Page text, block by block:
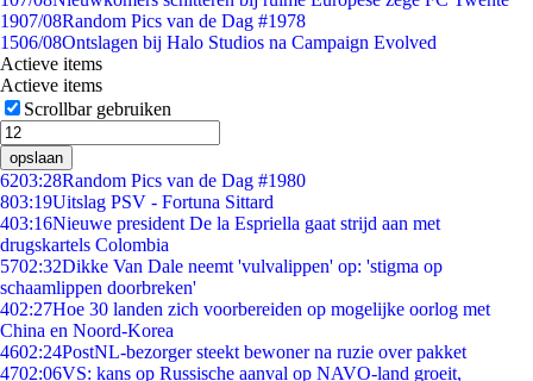
1907/08Random Pics van de Dag #1978
1506/08Ontslagen bij Halo Studios na Campaign Evolved
Actieve items
Actieve items
Scrollbar gebruiken
opslaan
6203:28Random Pics van de Dag #1980
803:19Uitslag PSV - Fortuna Sittard
403:16Nieuwe president De la Espriella gaat strijd aan met
drugskartels Colombia
5702:32Dikke Van Dale neemt 'vulvalippen' op: 'stigma op
schaamlippen doorbreken'
402:27Hoe 30 landen zich voorbereiden op mogelijke oorlog met
China en Noord-Korea
4602:24PostNL-bezorger steekt bewoner na ruzie over pakket
4702:06VS: kans op Russische aanval op NAVO-land groeit,